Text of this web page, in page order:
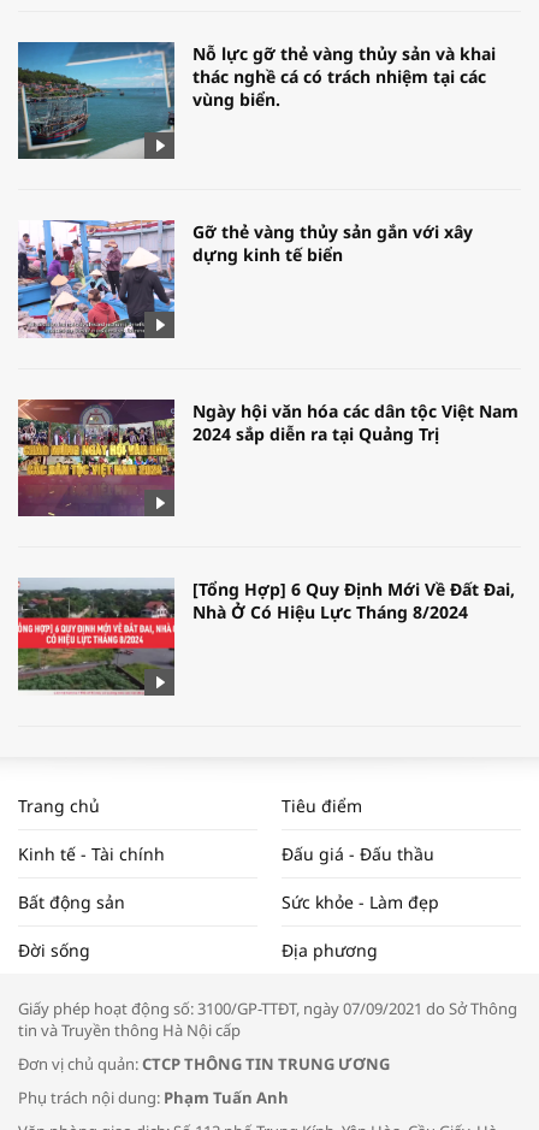
Nỗ lực gỡ thẻ vàng thủy sản và khai
thác nghề cá có trách nhiệm tại các
vùng biển.
Gỡ thẻ vàng thủy sản gắn với xây
dựng kinh tế biển
Ngày hội văn hóa các dân tộc Việt Nam
2024 sắp diễn ra tại Quảng Trị
[Tổng Hợp] 6 Quy Định Mới Về Đất Đai,
Nhà Ở Có Hiệu Lực Tháng 8/2024
NAM NĂM 2024 VÀ NĂM 2025 | NHỊP
ĐẬP THỊ TRƯỜNG #62
Tọa đàm “Xúc tiến thương mại: Khơi
Trang chủ Tiêu điểm
Kinh tế - Tài chính Đấu giá - Đấu thầu
Bất động sản Sức khỏe - Làm đẹp
Đời sống Địa phương
Giấy phép hoạt động số: 3100/GP-TTĐT, ngày 07/09/2021 do Sở Thông
tin và Truyền thông Hà Nội cấp
Đơn vị chủ quản:CTCP THÔNG TIN TRUNG ƯƠNG
Phụ trách nội dung: Phạm Tuấn Anh